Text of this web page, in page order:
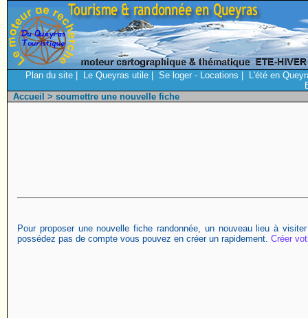
Plan du site Le Queyras utile Se loger - Locations
L'été en
Accueil > soumettre une nouvelle fiche
Pour proposer une nouvelle fiche randonnée, un nouveau lieu à
possédez pas de compte vous pouvez en créer un rapidement. Créer